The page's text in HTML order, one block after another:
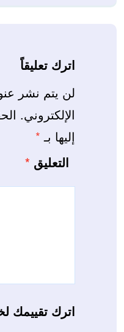
اترك تعليقاً
لن يتم نشر
الإلكتروني.
إليها بـ *
التعليق *
اترك تقييمك